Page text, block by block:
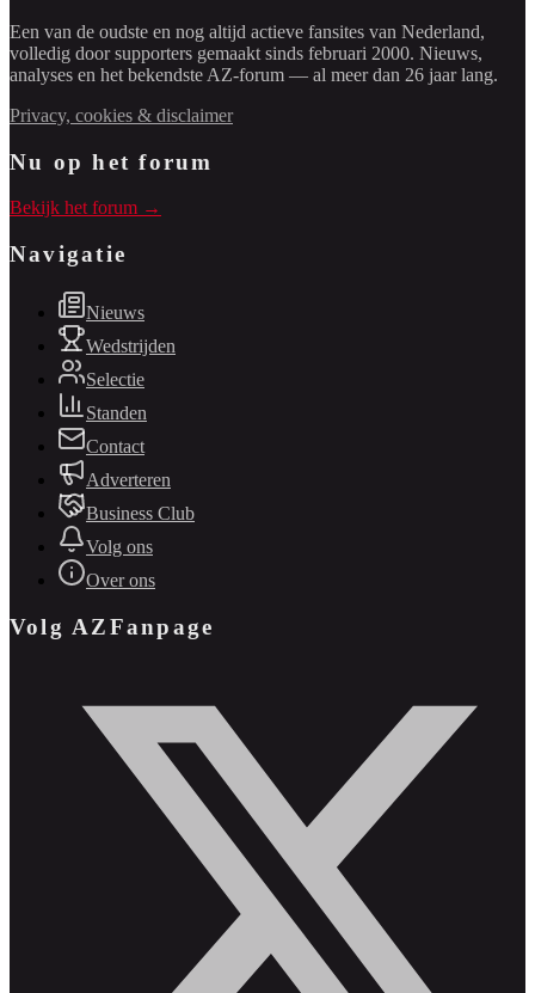
Een van de oudste en nog altijd actieve fansites van Nederland,
volledig door supporters gemaakt sinds februari 2000. Nieuws,
analyses en het bekendste AZ-forum — al meer dan 26 jaar lang.
Privacy, cookies & disclaimer
Nu op het forum
Bekijk het forum →
Navigatie
Nieuws
Wedstrijden
Selectie
Standen
Contact
Adverteren
Business Club
Volg ons
Over ons
Volg AZFanpage